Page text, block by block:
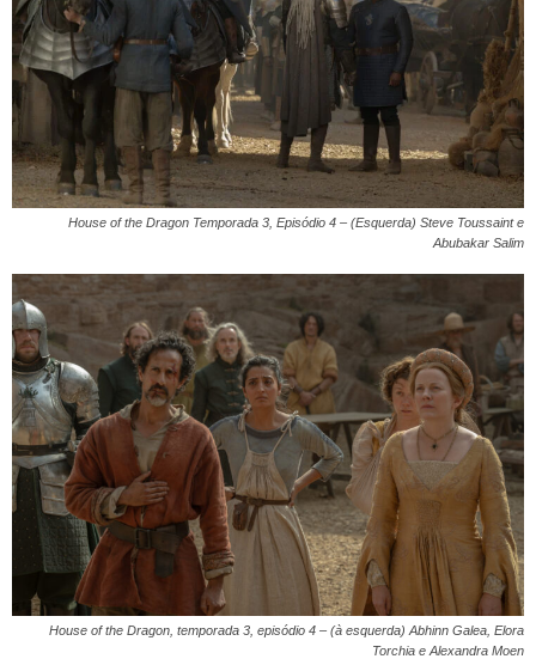
House of the Dragon Temporada 3, Episódio 4 – (Esquerda) Steve Toussaint e
Abubakar Salim
House of the Dragon, temporada 3, episódio 4 – (à esquerda) Abhinn Galea, Elora
Torchia e Alexandra Moen